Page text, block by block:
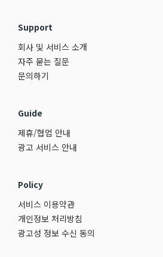
Support
회사 및 서비스 소개
자주 묻는 질문
문의하기
Guide
제휴/협업 안내
광고 서비스 안내
Policy
서비스 이용약관
개인정보 처리방침
광고성 정보 수신 동의